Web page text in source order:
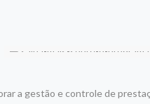
a gestão e controle de